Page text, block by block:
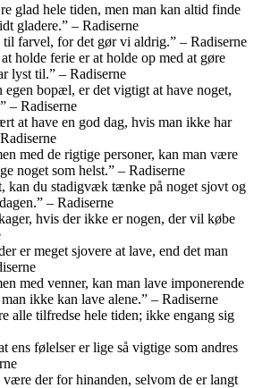
glad hele tiden, men man kan altid finde
gladere.” – Radiserne
farvel, for det gør vi aldrig.” – Radiserne
holde ferie er at holde op med at gøre
lyst til.” – Radiserne
egen bopæl, er det vigtigt at have noget,
– Radiserne
at have en god dag, hvis man ikke har
med de rigtige personer, kan man være
noget som helst.” – Radiserne
kan du stadigvæk tænke på noget sjovt og
– Radiserne
hvis der ikke er nogen, der vil købe
er meget sjovere at lave, end det man
med venner, kan man lave imponerende
ikke kan lave alene.” – Radiserne
alle tilfredse hele tiden; ikke engang sig
ens følelser er lige så vigtige som andres
være der for hinanden, selvom de er langt